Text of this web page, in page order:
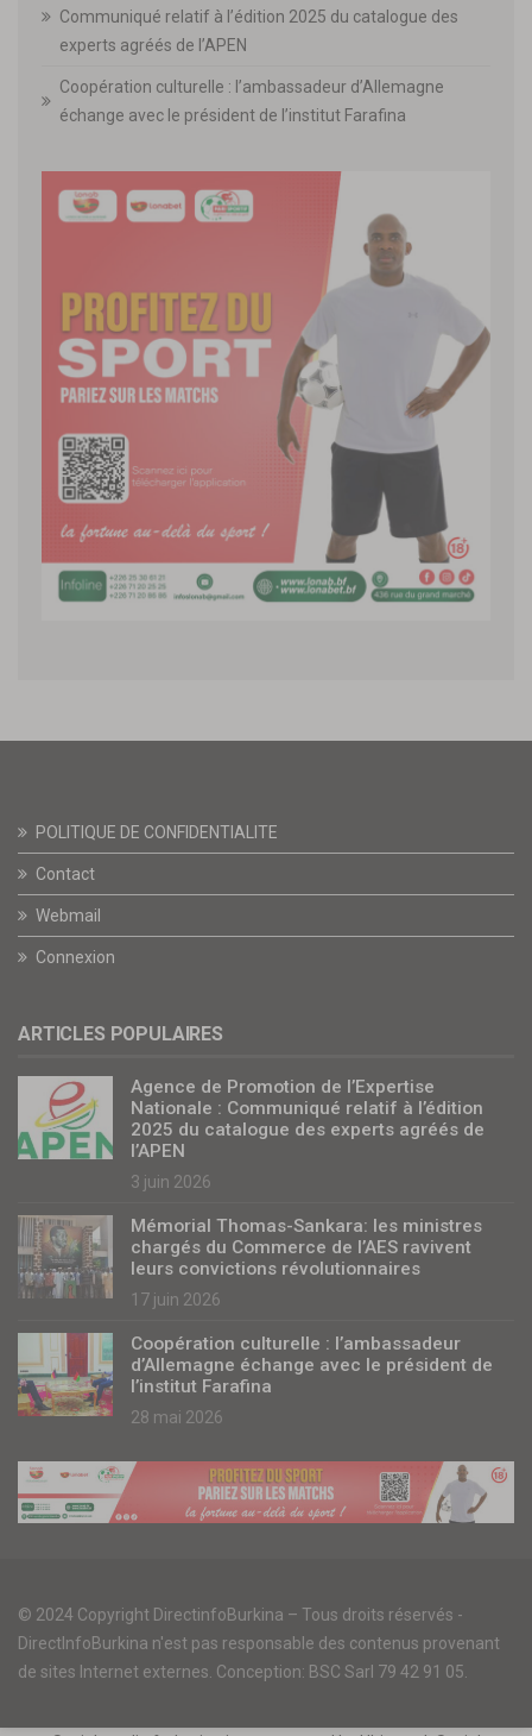
Communiqué relatif à l’édition 2025 du catalogue des
experts agréés de l’APEN
Coopération culturelle : l’ambassadeur d’Allemagne
échange avec le président de l’institut Farafina
POLITIQUE DE CONFIDENTIALITE
Contact
Webmail
Connexion
ARTICLES POPULAIRES
Agence de Promotion de l’Expertise
Nationale : Communiqué relatif à l’édition
2025 du catalogue des experts agréés de
l’APEN
3 juin 2026
Mémorial Thomas-Sankara: les ministres
chargés du Commerce de l’AES ravivent
leurs convictions révolutionnaires
17 juin 2026
Coopération culturelle : l’ambassadeur
d’Allemagne échange avec le président de
l’institut Farafina
28 mai 2026
© 2024 Copyright DirectinfoBurkina – Tous droits réservés -
DirectInfoBurkina n'est pas responsable des contenus provenant
de sites Internet externes. Conception: BSC Sarl 79 42 91 05.